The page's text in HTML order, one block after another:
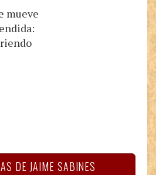
mueve
DE JAIME SABINES